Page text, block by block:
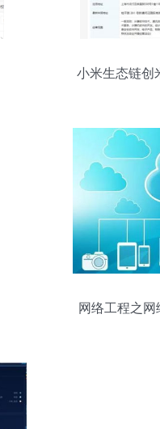
小米生态链创
网络工程之